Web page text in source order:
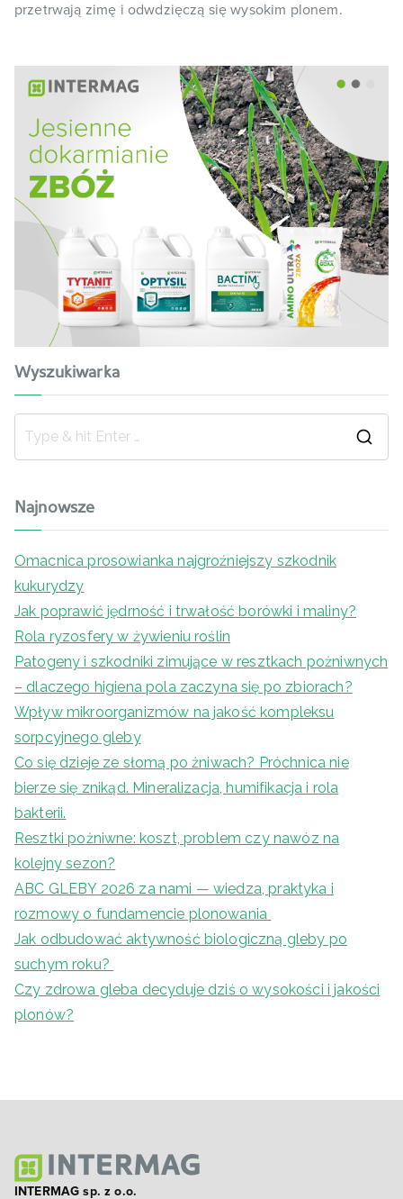
przetrwają zimę i odwdzięczą się wysokim plonem.
Wyszukiwarka
Najnowsze
Omacnica prosowianka najgroźniejszy szkodnik
kukurydzy
Jak poprawić jędrność i trwałość borówki i maliny?
Rola ryzosfery w żywieniu roślin
Patogeny i szkodniki zimujące w resztkach pożniwnych
– dlaczego higiena pola zaczyna się po zbiorach?
Wpływ mikroorganizmów na jakość kompleksu
sorpcyjnego gleby
Co się dzieje ze słomą po żniwach? Próchnica nie
bierze się znikąd. Mineralizacja, humifikacja i rola
bakterii.
Resztki pożniwne: koszt, problem czy nawóz na
kolejny sezon?
ABC GLEBY 2026 za nami — wiedza, praktyka i
rozmowy o fundamencie plonowania
Jak odbudować aktywność biologiczną gleby po
suchym roku?
Czy zdrowa gleba decyduje dziś o wysokości i jakości
plonów?
INTERMAG sp. z o.o.